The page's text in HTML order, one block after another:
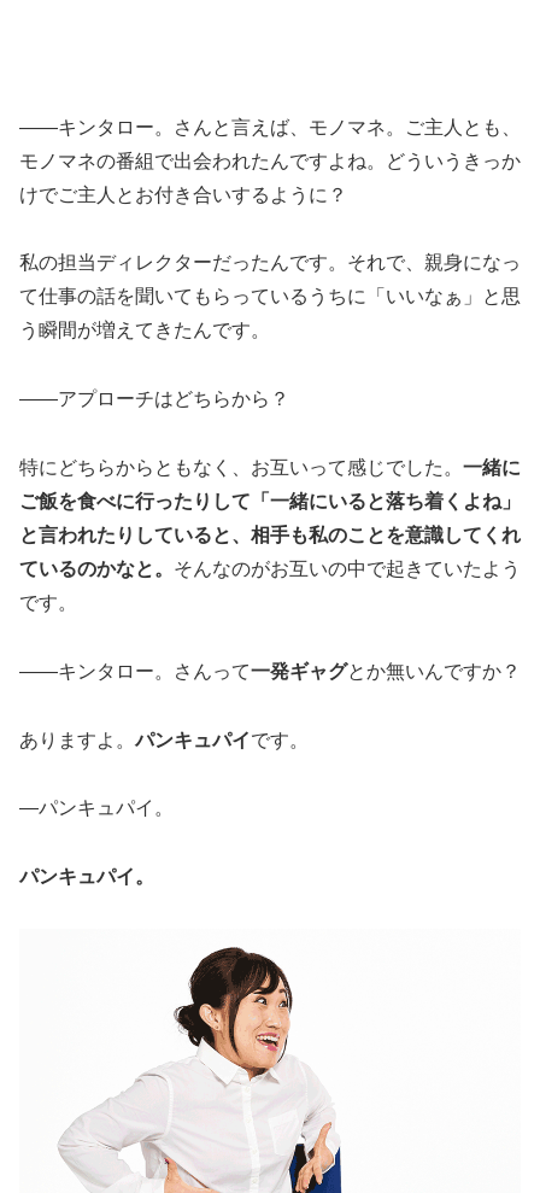
――キンタロー。さんと言えば、モノマネ。ご主人とも、
モノマネの番組で出会われたんですよね。どういうきっか
けでご主人とお付き合いするように？
私の担当ディレクターだったんです。それで、親身になっ
て仕事の話を聞いてもらっているうちに「いいなぁ」と思
う瞬間が増えてきたんです。
――アプローチはどちらから？
特にどちらからともなく、お互いって感じでした。 一緒に
ご飯を食べに行ったりして「一緒にいると落ち着くよね」
と言われたりしていると、相手も私のことを意識してくれ
ているのかなと。 そんなのがお互いの中で起きていたよう
です。
――キンタロー。さんって一発ギャグとか無いんですか？
ありますよ。パンキュパイです。
―パンキュパイ。
パンキュパイ。